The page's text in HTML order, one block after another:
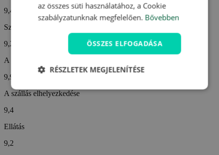
9,4/10
Személyzet
9,2
A szállás felszereltsége
9,9
A szállás elhelyezkedése
9,4
Ellátás
9,2
az összes süti használatához, a Cookie
szabályzatunknak megfelelően. Bővebben
ÖSSZES ELFOGADÁSA
RÉSZLETEK MEGJELENÍTÉSE